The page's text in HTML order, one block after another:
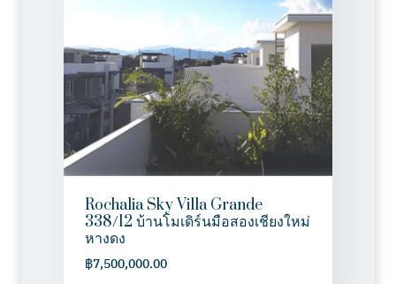
Rochalia Sky Villa Grande
338/12 บ้านโมเดิร์นมือสองเชียงใหม่
หางดง
฿7,500,000.00